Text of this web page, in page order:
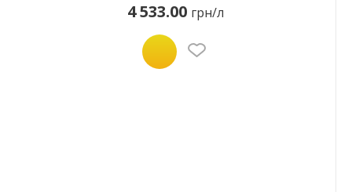
4 533.00 грн/л